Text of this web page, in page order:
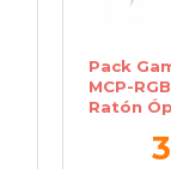
Pack
MCP-
Ratón